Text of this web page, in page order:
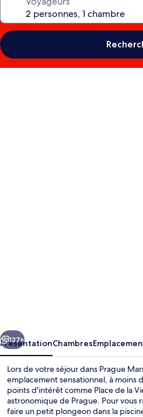
Suivant
137+
PrésentationChambres
Lors de votre séjour dans Prague
emplacement sensationnel, à moins
points d'intérêt comme Place de la
astronomique de Prague. Pour vous
faire un petit plongeon dans la